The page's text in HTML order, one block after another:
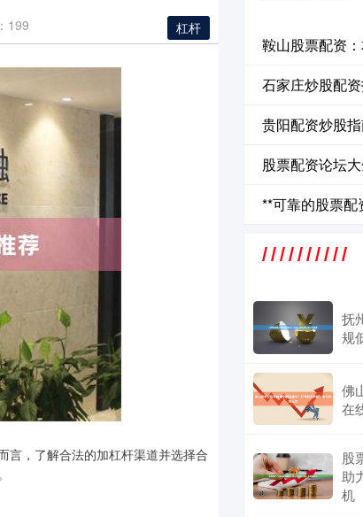
杠杆
199
言，了解合法的加杠杆渠道并选择合
鞍山股票配资
石家庄炒股配
贵阳配资炒股
股票配资论坛
**可靠的股票
抚
规
佛
在
股
助
机